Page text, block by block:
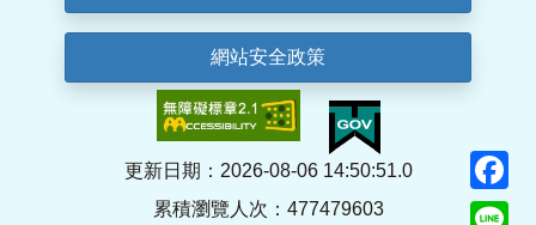
網站安全政策
更新日期：2026-08-06 14:50:51.0
累積瀏覽人次：477479603